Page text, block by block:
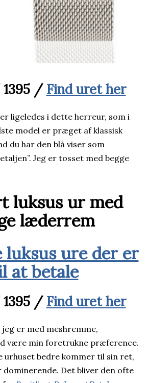
/ Find uret her
ligeledes i dette herreur, som i
model er præget af klassisk
du har den blå viser som
Jeg er tosset med begge
luksus ur med
læderrem
/ Find uret her
er med meshremme,
være min foretrukne præference.
urhuset bedre kommer til sin ret,
dominerende. Det bliver den ofte